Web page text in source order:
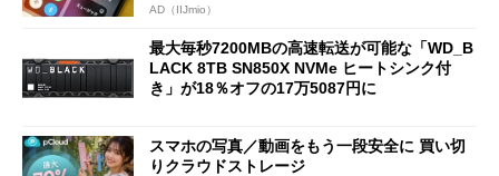
AD（IIJmio）
最大毎秒7200MBの高速転送が可能な「WD_B
LACK 8TB SN850X NVMe ヒートシンク付
き」が18％オフの17万5087円に
スマホの写真／動画をもう一段安全に 買い切
りクラウドストレージ